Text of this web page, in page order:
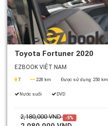
Toyota Fortuner 2020
EZBOOK VIỆT NAM
7 228 km Được sử dụng:250 km
Nước suối DVD
2,180,000 VND -5%